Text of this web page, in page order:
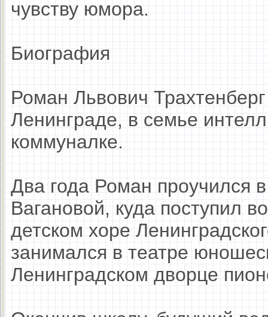
чувству юмора.
Биография
Роман Львович
Ленинграде, в семье
коммуналке.
Два года Роман проучился
Вагановой, куда поступил
детском хоре
занимался в театре
Ленинградском дворце